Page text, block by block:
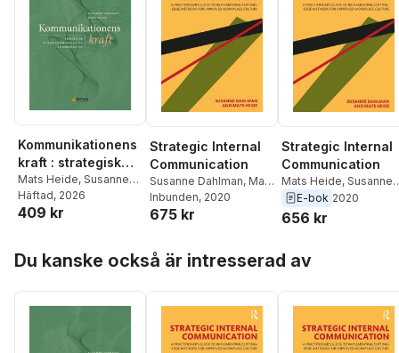
Kommunikationens
kraft : strategisk
intern
kommunikation i en
komplex tid
Mats Heide, Susanne
Dahlman
Häftad, 2026
409 kr
Strategic Internal
Communication
Susanne Dahlman, Mats
Heide
Inbunden, 2020
675 kr
Strategic Internal
Communication
Mats Heide, Susanne
Dahlman
E-bok 2020
656 kr
Du kanske också är intresserad av